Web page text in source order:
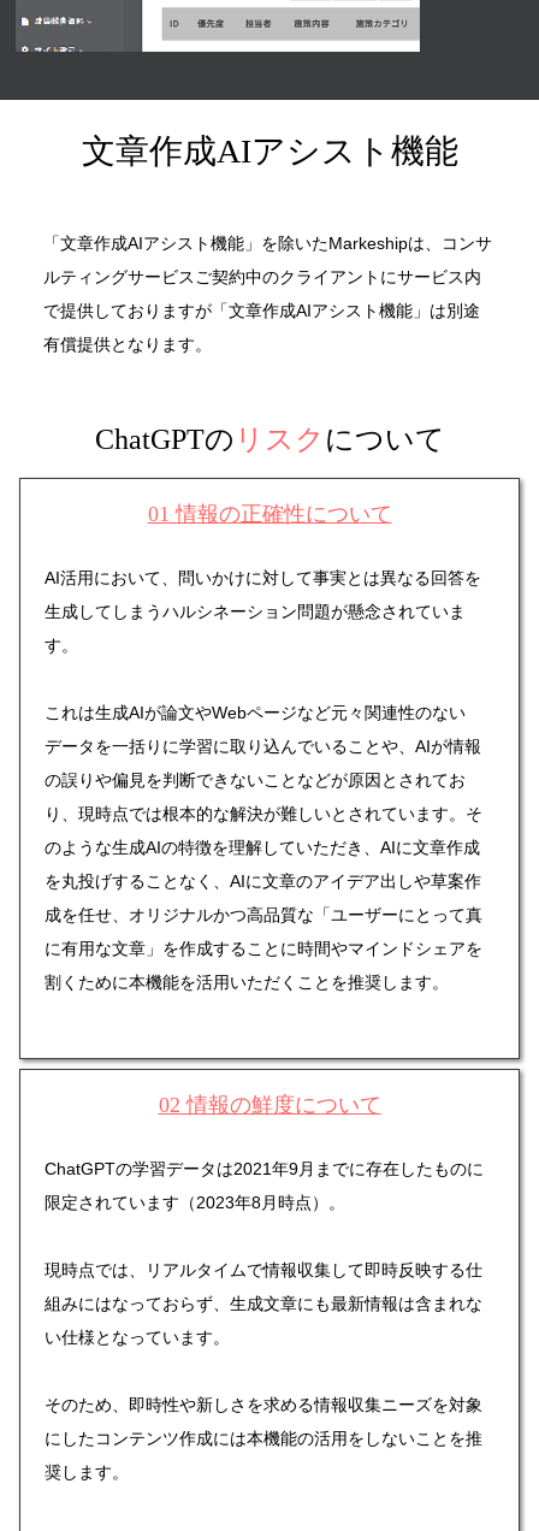
文章作成AIアシスト機能
「文章作成AIアシスト機能」を除いたMarkeshipは、コンサ
ルティングサービスご契約中のクライアントにサービス内
で提供しておりますが「文章作成AIアシスト機能」は別途
有償提供となります。
ChatGPTの リスク について
01 情報の正確性について
AI活用において、問いかけに対して事実とは異なる回答を
生成してしまうハルシネーション問題が懸念されていま
す。
これは生成AIが論文やWebページなど元々関連性のない
データを一括りに学習に取り込んでいることや、AIが情報
の誤りや偏見を判断できないことなどが原因とされてお
り、現時点では根本的な解決が難しいとされています。そ
のような生成AIの特徴を理解していただき、AIに文章作成
を丸投げすることなく、AIに文章のアイデア出しや草案作
成を任せ、オリジナルかつ高品質な「ユーザーにとって真
に有用な文章」を作成することに時間やマインドシェアを
割くために本機能を活用いただくことを推奨します。
02 情報の鮮度について
ChatGPTの学習データは2021年9月までに存在したものに
限定されています（2023年8月時点）。
現時点では、リアルタイムで情報収集して即時反映する仕
組みにはなっておらず、生成文章にも最新情報は含まれな
い仕様となっています。
そのため、即時性や新しさを求める情報収集ニーズを対象
にしたコンテンツ作成には本機能の活用をしないことを推
奨します。